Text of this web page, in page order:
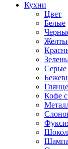
Кухни
Цвет
Белые
Серые
Кофе